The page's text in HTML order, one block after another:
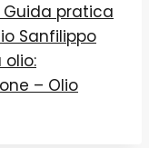
pratica
Sanfilippo
– Olio